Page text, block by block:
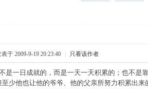
表于 2009-9-19 20:23:40 只看该作者
就的，而是一天一天积累的；也不是靠一
少他也让他的爷爷、他的父亲所努力积累出